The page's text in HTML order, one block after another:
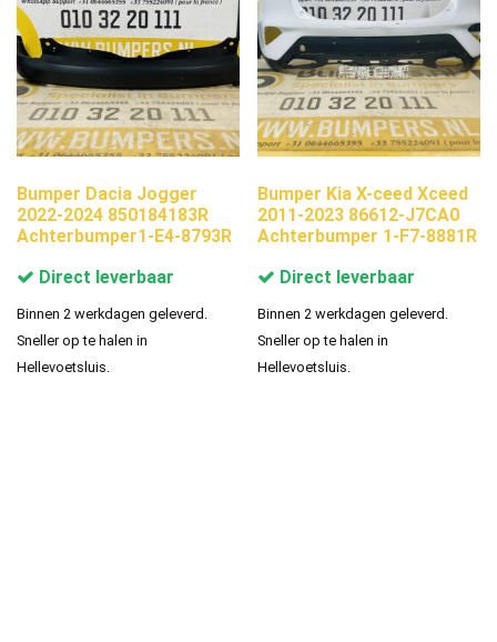
Bumper Dacia Jogger
2022-2024 850184183R
Achterbumper1-E4-8793R
Direct leverbaar
Binnen 2 werkdagen geleverd.
Sneller op te halen in
Hellevoetsluis.
Bumper Kia X-ceed Xceed
2011-2023 86612-J7CA0
Achterbumper 1-F7-8881R
Direct leverbaar
Binnen 2 werkdagen geleverd.
Sneller op te halen in
Hellevoetsluis.